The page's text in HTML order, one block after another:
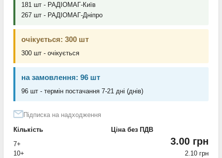
181 шт - РАДІОМАГ-Київ
267 шт - РАДІОМАГ-Дніпро
очікується: 300 шт
300 шт - очікується
на замовлення: 96 шт
96 шт - термін постачання 7-21 дні (днів)
Підписка на надходження
Кількість
Ціна без ПДВ
7+
3.00 грн
10+
2.10 грн